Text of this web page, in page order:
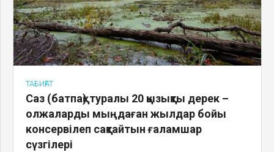
ТАБИҒАТ
Саз (батпақ) туралы 20 қызықты дерек –
олжаларды мыңдаған жылдар бойы
консервілеп сақтайтын ғаламшар
сүзгілері